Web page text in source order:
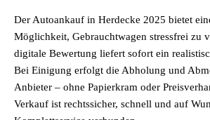
Der Autoankauf in Herdecke 2025 bietet
Möglichkeit, Gebrauchtwagen stressfrei zu
digitale Bewertung liefert sofort ein
Bei Einigung erfolgt die Abholung und
Anbieter – ohne Papierkram oder
Verkauf ist rechtssicher, schnell und auf